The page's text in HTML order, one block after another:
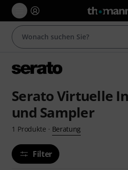
Serato Virtuelle
und Sampler
1 Produkte · Beratung
Filter